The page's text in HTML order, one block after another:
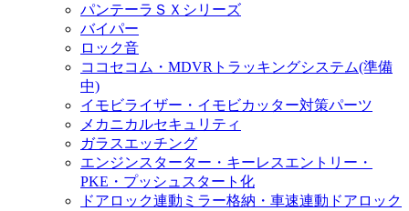
パンテーラＳＸシリーズ
バイパー
ロック音
ココセコム・MDVRトラッキングシステム(準備
中)
イモビライザー・イモビカッター対策パーツ
メカニカルセキュリティ
ガラスエッチング
エンジンスターター・キーレスエントリー・
PKE・プッシュスタート化
ドアロック連動ミラー格納・車速連動ドアロック